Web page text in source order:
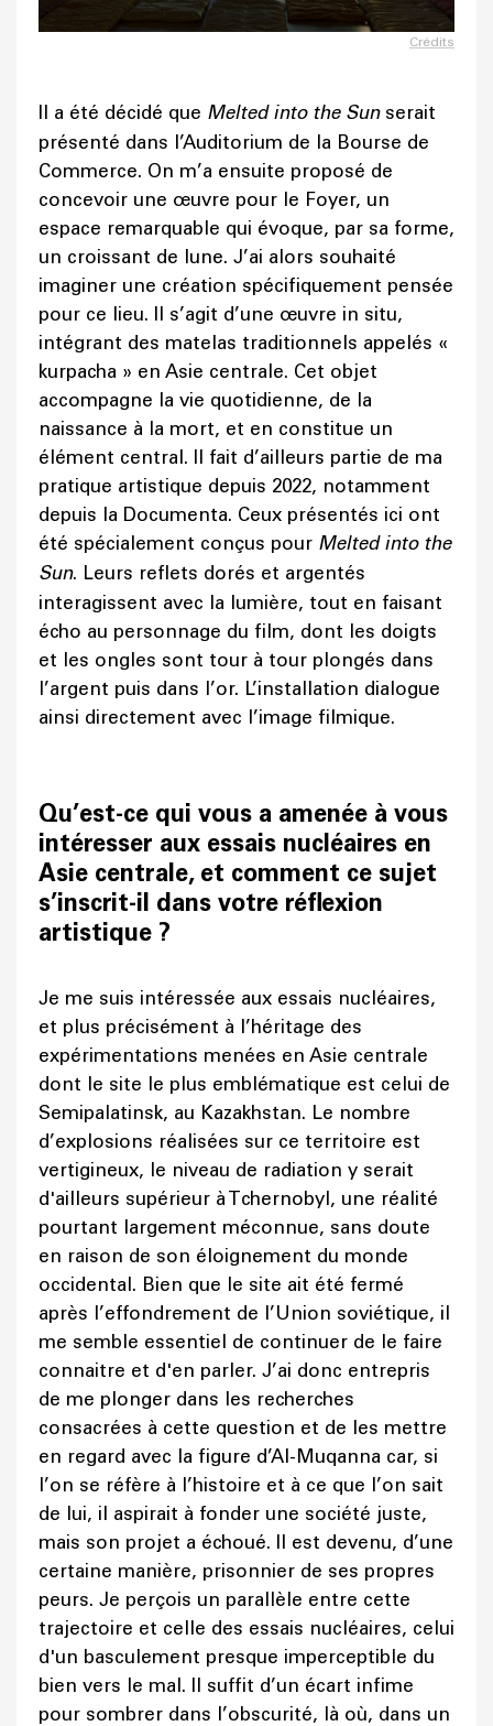
Crédits
Il a été décidé que Melted into the Sunserait
présenté dans l’Auditorium de la Bourse de
Commerce. On m’a ensuite proposé de
concevoir une œuvre pour le Foyer, un
espace remarquable qui évoque, par sa forme,
un croissant de lune. J’ai alors souhaité
imaginer une création spécifiquement pensée
pour ce lieu. Il s’agit d’une œuvre in situ,
intégrant des matelas traditionnels appelés «
kurpacha » en Asie centrale. Cet objet
accompagne la vie quotidienne, de la
naissance à la mort, et en constitue un
élément central. Il fait d’ailleurs partie de ma
pratique artistique depuis 2022, notamment
depuis la Documenta. Ceux présentés ici ont
été spécialement conçus pour Melted into the
Sun. Leurs reflets dorés et argentés
interagissent avec la lumière, tout en faisant
écho au personnage du film, dont les doigts
et les ongles sont tour à tour plongés dans
l’argent puis dans l’or. L’installation dialogue
ainsi directement avec l’image filmique.
Qu’est-ce qui vous a amenée à vous
intéresser aux essais nucléaires en
Asie centrale, et comment ce sujet
s’inscrit-il dans votre réflexion
artistique ?
Je me suis intéressée aux essais nucléaires,
et plus précisément à l’héritage des
expérimentations menées en Asie centrale
dont le site le plus emblématique est celui de
Semipalatinsk, au Kazakhstan. Le nombre
d’explosions réalisées sur ce territoire est
vertigineux, le niveau de radiation y serait
d'ailleurs supérieur à Tchernobyl, une réalité
pourtant largement méconnue, sans doute
en raison de son éloignement du monde
occidental. Bien que le site ait été fermé
après l’effondrement de l’Union soviétique, il
me semble essentiel de continuer de le faire
connaitre et d'en parler. J’ai donc entrepris
de me plonger dans les recherches
consacrées à cette question et de les mettre
en regard avec la figure d’Al-Muqanna car, si
l’on se réfère à l’histoire et à ce que l’on sait
de lui, il aspirait à fonder une société juste,
mais son projet a échoué. Il est devenu, d’une
certaine manière, prisonnier de ses propres
peurs. Je perçois un parallèle entre cette
trajectoire et celle des essais nucléaires, celui
d'un basculement presque imperceptible du
bien vers le mal. Il suffit d’un écart infime
pour sombrer dans l’obscurité, là où, dans un